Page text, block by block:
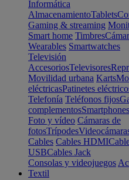
Informática
AlmacenamientoTablets
Gaming & streaming
Smart home Timbres
Wearables Smartwatches
Televisión
AccesoriosTelevisores
Movilidad urbana Karts
eléctricasPatinetes
Telefonía Teléfonos fijos
complementosSmartphones
Foto y vídeo Cámaras de
fotosTrípodes
Cables Cables HDMI
USBCables Jack
Consolas y videojuegos
Textil